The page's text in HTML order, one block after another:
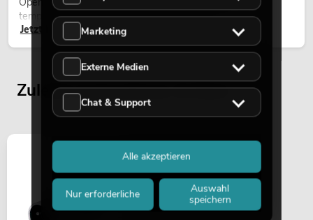
temporären Außeninstallationen eingesetzt.
Jetzt lesen
Zuletzt angesehene Artikel
Marketing
Externe Medien
Chat & Support
Nur erforderliche
Auswahl
speichern
Alle akzeptieren